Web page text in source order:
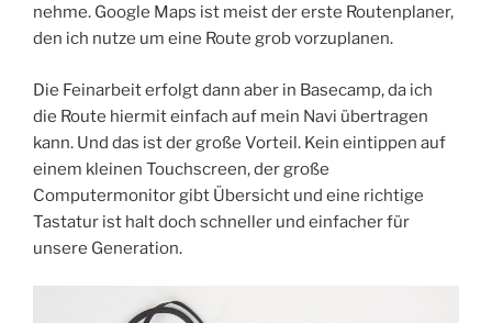
nehme. Google Maps ist meist der erste Routenplaner,
den ich nutze um eine Route grob vorzuplanen.
Die Feinarbeit erfolgt dann aber in Basecamp, da ich
die Route hiermit einfach auf mein Navi übertragen
kann. Und das ist der große Vorteil. Kein eintippen auf
einem kleinen Touchscreen, der große
Computermonitor gibt Übersicht und eine richtige
Tastatur ist halt doch schneller und einfacher für
unsere Generation.